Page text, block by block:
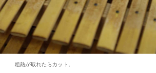
粗熱が取れたらカット。